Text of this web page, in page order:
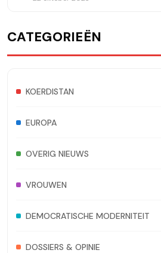
CATEGORIEËN
KOERDISTAN
EUROPA
OVERIG NIEUWS
VROUWEN
DEMOCRATISCHE MODERNITEIT
DOSSIERS & OPINIE